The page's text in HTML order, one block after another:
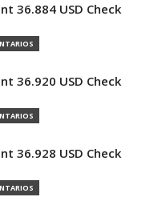
36.884 USD Check
36.920 USD Check
36.928 USD Check